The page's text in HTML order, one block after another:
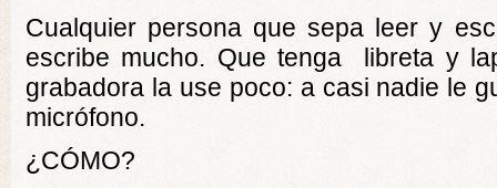
Cualquier persona que sepa leer y
escribe mucho. Que tenga libreta y
grabadora la use poco: a casi nadie le
micrófono.
¿CÓMO?